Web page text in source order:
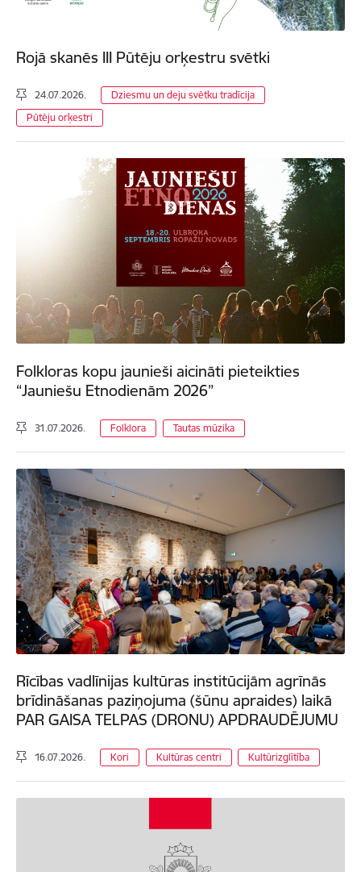
Rojā skanēs III Pūtēju orķestru svētki
24.07.2026.
Dziesmu un deju svētku tradīcija
Pūtēju orķestri
Folkloras kopu jaunieši aicināti pieteikties
“Jauniešu Etnodienām 2026”
31.07.2026. Folklora Tautas mūzika
Rīcības vadlīnijas kultūras institūcijām agrīnās
brīdināšanas paziņojuma (šūnu apraides) laikā
PAR GAISA TELPAS (DRONU) APDRAUDĒJUMU
16.07.2026. Kori Kultūras centri Kultūrizglītība